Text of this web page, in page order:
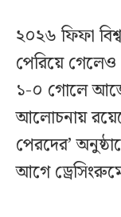
২০২৬ ফিফা
পেরিয়ে
১-০ গোলে
আলোচনায়
পেরদের’
আগে